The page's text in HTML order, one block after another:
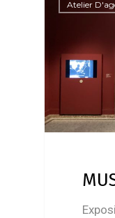
Atelier